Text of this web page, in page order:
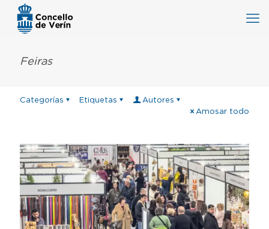
Feiras
Categorías Etiquetas
Autores
Amosar todo